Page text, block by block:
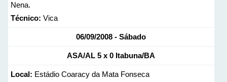
Nena.
Técnico: Vica
06/09/2008 - Sábado
ASA/AL5 x 0 Itabuna/BA
Local: Estádio Coaracy da Mata Fonseca